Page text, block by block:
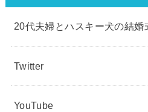
20代夫婦とハスキー犬の結婚
Twitter
YouTube